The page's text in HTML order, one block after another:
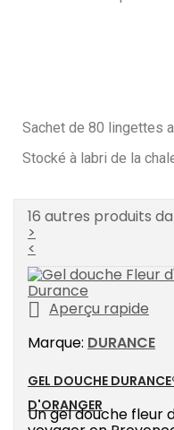
Sachet de 80 lingettes
Stocké à labri de la
16 autres produits
>
<
 Aperçu rapide
Marque: DURANCE
GEL DOUCHE
D'ORANGER
Un gel douche fleur